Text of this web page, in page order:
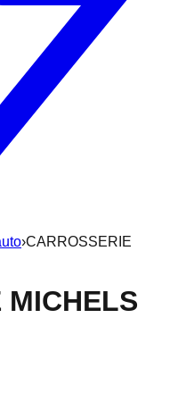
›CARROSSERIE
MICHELS